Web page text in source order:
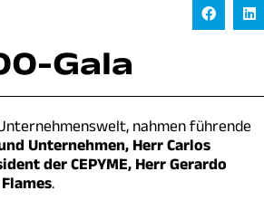
Gala
nahmen führende
Unternehmen, Herr Carlos
der CEPYME, Herr Gerardo
.